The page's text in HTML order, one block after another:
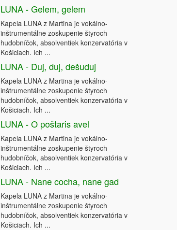
LUNA - Gelem, gelem
Kapela LUNA z Martina je vokálno-
inštrumentálne zoskupenie štyroch
hudobníčok, absolventiek konzervatória v
Košiciach. Ich ...
LUNA - Duj, duj, dešuduj
Kapela LUNA z Martina je vokálno-
inštrumentálne zoskupenie štyroch
hudobníčok, absolventiek konzervatória v
Košiciach. Ich ...
LUNA - O poštaris avel
Kapela LUNA z Martina je vokálno-
inštrumentálne zoskupenie štyroch
hudobníčok, absolventiek konzervatória v
Košiciach. Ich ...
LUNA - Nane cocha, nane gad
Kapela LUNA z Martina je vokálno-
inštrumentálne zoskupenie štyroch
hudobníčok, absolventiek konzervatória v
Košiciach. Ich ...